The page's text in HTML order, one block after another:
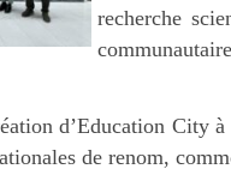
recherche
d’Education City
de renom,